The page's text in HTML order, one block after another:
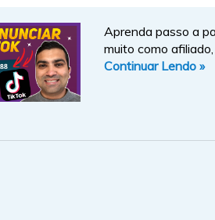
Aprenda passo a
muito como
Continuar Lendo »